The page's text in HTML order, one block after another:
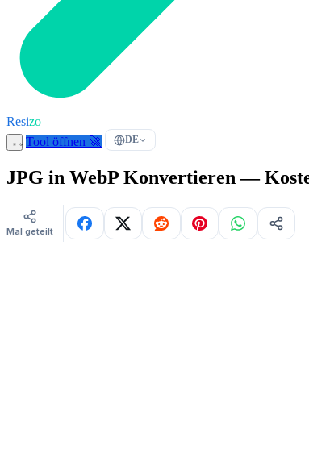
Resizo
Tool öffnen 🚀
DE
JPG in WebP Konvertieren —
Mal geteilt